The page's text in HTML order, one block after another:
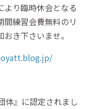
より臨時休会となる
間練習会費無料のリ
き下さいませ。
体』に認定されまし